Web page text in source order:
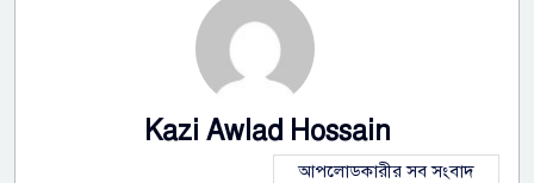
Kazi Awlad Hossain
আপলোডকারীর সব সংবাদ